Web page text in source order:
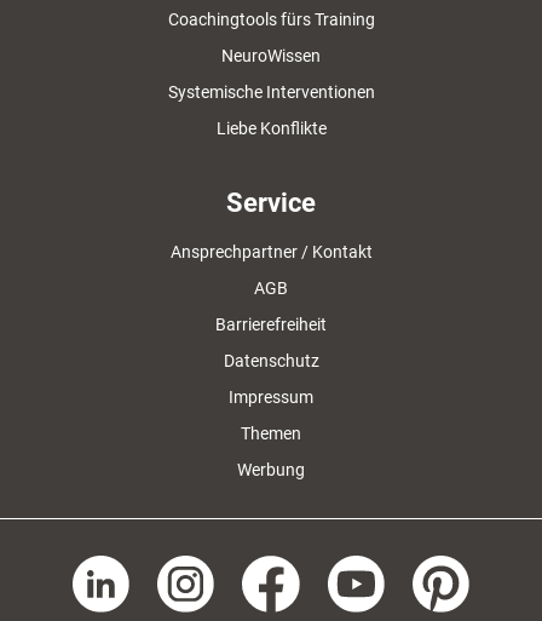
Coachingtools fürs Training
NeuroWissen
Systemische Interventionen
Liebe Konflikte
Service
Ansprechpartner / Kontakt
AGB
Barrierefreiheit
Datenschutz
Impressum
Themen
Werbung